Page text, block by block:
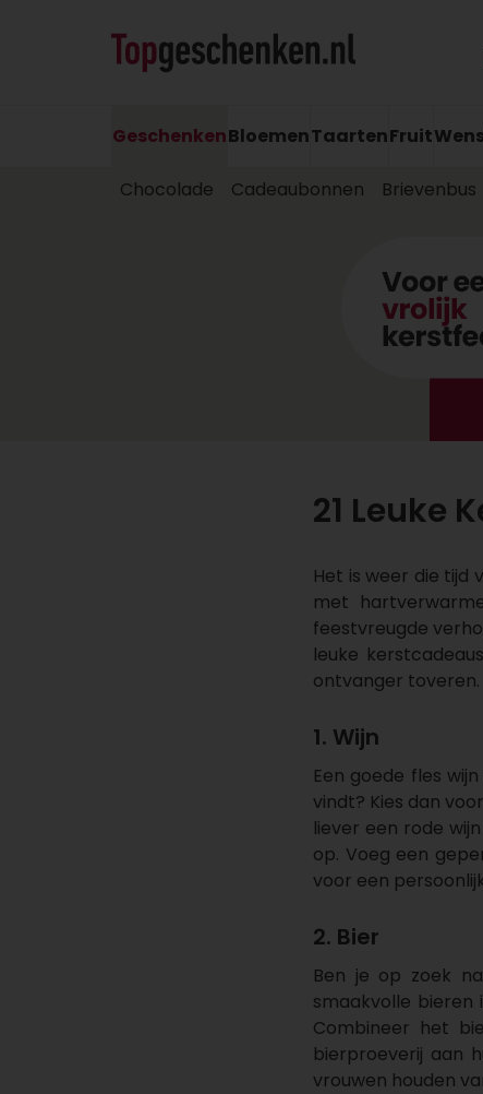
GeschenkenBloemenTaartenFruit
Chocolade Cadeaubonnen Brievenbus
21 Leuke
Het is weer die tijd
met
feestvreugde
leuke
ontvanger toveren.
1. Wijn
Een goede fles
vindt? Kies dan
liever een rode
op. Voeg een
voor een
2. Bier
Ben je op zoek
smaakvolle
Combineer het
bierproeverij aan
vrouwen houden